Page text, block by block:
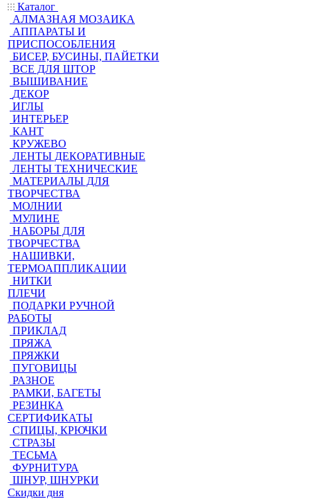
Каталог
АЛМАЗНАЯ МОЗАИКА
АППАРАТЫ И
ПРИСПОСОБЛЕНИЯ
БИСЕР, БУСИНЫ, ПАЙЕТКИ
ВСЕ ДЛЯ ШТОР
ВЫШИВАНИЕ
ДЕКОР
ИГЛЫ
ИНТЕРЬЕР
КАНТ
КРУЖЕВО
ЛЕНТЫ ДЕКОРАТИВНЫЕ
ЛЕНТЫ ТЕХНИЧЕСКИЕ
МАТЕРИАЛЫ ДЛЯ
ТВОРЧЕСТВА
МОЛНИИ
МУЛИНЕ
НАБОРЫ ДЛЯ
ТВОРЧЕСТВА
НАШИВКИ,
ТЕРМОАППЛИКАЦИИ
НИТКИ
ПЛЕЧИ
ПОДАРКИ РУЧНОЙ
РАБОТЫ
ПРИКЛАД
ПРЯЖА
ПРЯЖКИ
ПУГОВИЦЫ
РАЗНОЕ
РАМКИ, БАГЕТЫ
РЕЗИНКА
СЕРТИФИКАТЫ
СПИЦЫ, КРЮЧКИ
СТРАЗЫ
ТЕСЬМА
ФУРНИТУРА
ШНУР, ШНУРКИ
Скидки дня